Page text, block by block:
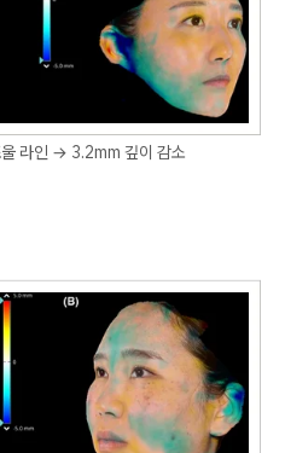
라인 → 3.2mm 깊이 감소